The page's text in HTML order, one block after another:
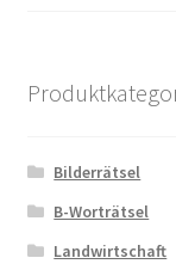
Bilderrätsel
B-Worträtsel
Landwirtschaft